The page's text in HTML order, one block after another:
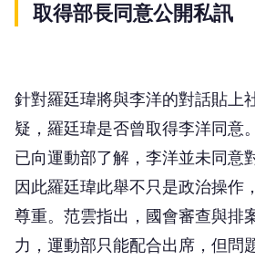
取得部長同意公開私訊
針對羅廷瑋將與李洋的對話貼上
疑，羅廷瑋是否曾取得李洋同意
已向運動部了解，李洋並未同意
因此羅廷瑋此舉不只是政治操作
尊重。范雲指出，國會審查與排
力，運動部只能配合出席，但問